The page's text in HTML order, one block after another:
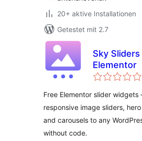
20+ aktive Installationen
Getestet mit 2.7
Sky
Elementor
Free Elementor slider
responsive image sliders,
and carousels to any
without code.